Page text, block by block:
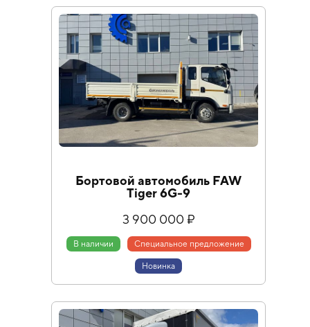
Бортовой автомобиль FAW
Tiger 6G-9
3 900 000 ₽
В наличии Специальное предложение
Новинка